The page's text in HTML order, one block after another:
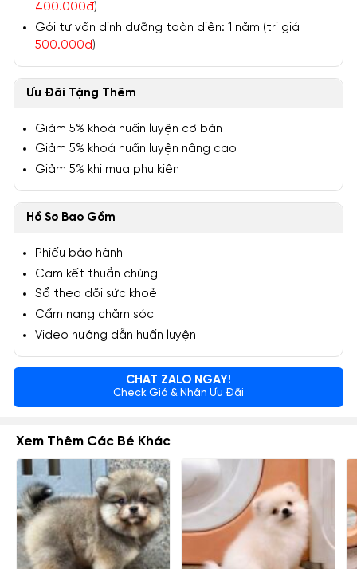
400.000đ)
Gói tư vấn dinh dưỡng toàn diện: 1 năm (trị giá
500.000đ)
Ưu Đãi Tặng Thêm
Giảm 5% khoá huấn luyện cơ bản
Giảm 5% khoá huấn luyện nâng cao
Giảm 5% khi mua phụ kiện
Hồ Sơ Bao Gồm
Phiếu bảo hành
Cam kết thuần chủng
Sổ theo dõi sức khoẻ
Cẩm nang chăm sóc
Video hướng dẫn huấn luyện
CHAT ZALO NGAY!
Check Giá & Nhận Ưu Đãi
Xem Thêm Các Bé Khác